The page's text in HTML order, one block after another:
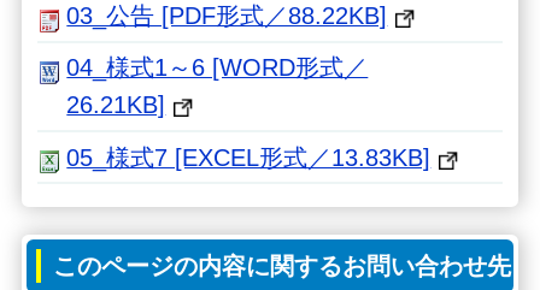
03_公告 [PDF形式／88.22KB]
04_様式1～6 [WORD形式／
26.21KB]
05_様式7 [EXCEL形式／13.83KB]
このページの内容に関するお問い合わせ先